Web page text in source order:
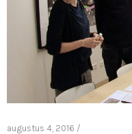
augustus 4, 2016 /